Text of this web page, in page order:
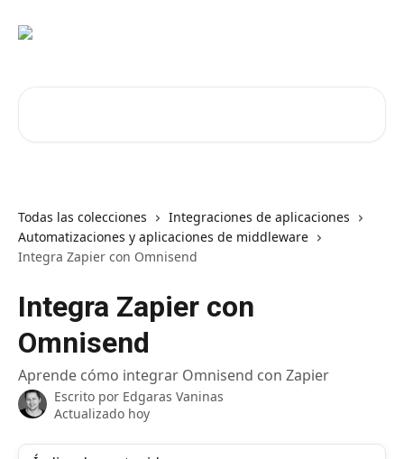
Todas las colecciones
Integraciones de aplicaciones
Automatizaciones y aplicaciones de middleware
Integra Zapier con Omnisend
Integra Zapier con
Omnisend
Aprende cómo integrar Omnisend con Zapier
Escrito por Edgaras Vaninas
Actualizado hoy